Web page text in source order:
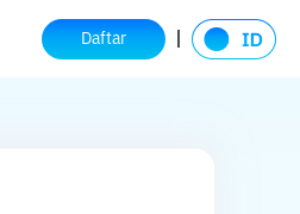
Daftar